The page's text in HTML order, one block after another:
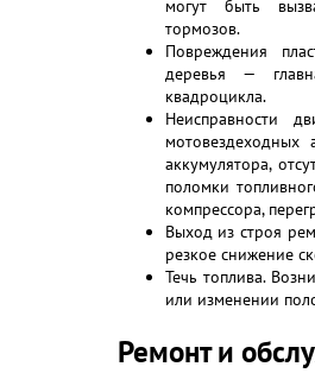
могут быть
тормозов.
Повреждения
деревья —
квадроцикла.
Неисправности
мотовездеходных
аккумулятора,
поломки
компрессора,
Выход из строя
резкое снижение
Течь топлива.
или изменении
Ремонт и